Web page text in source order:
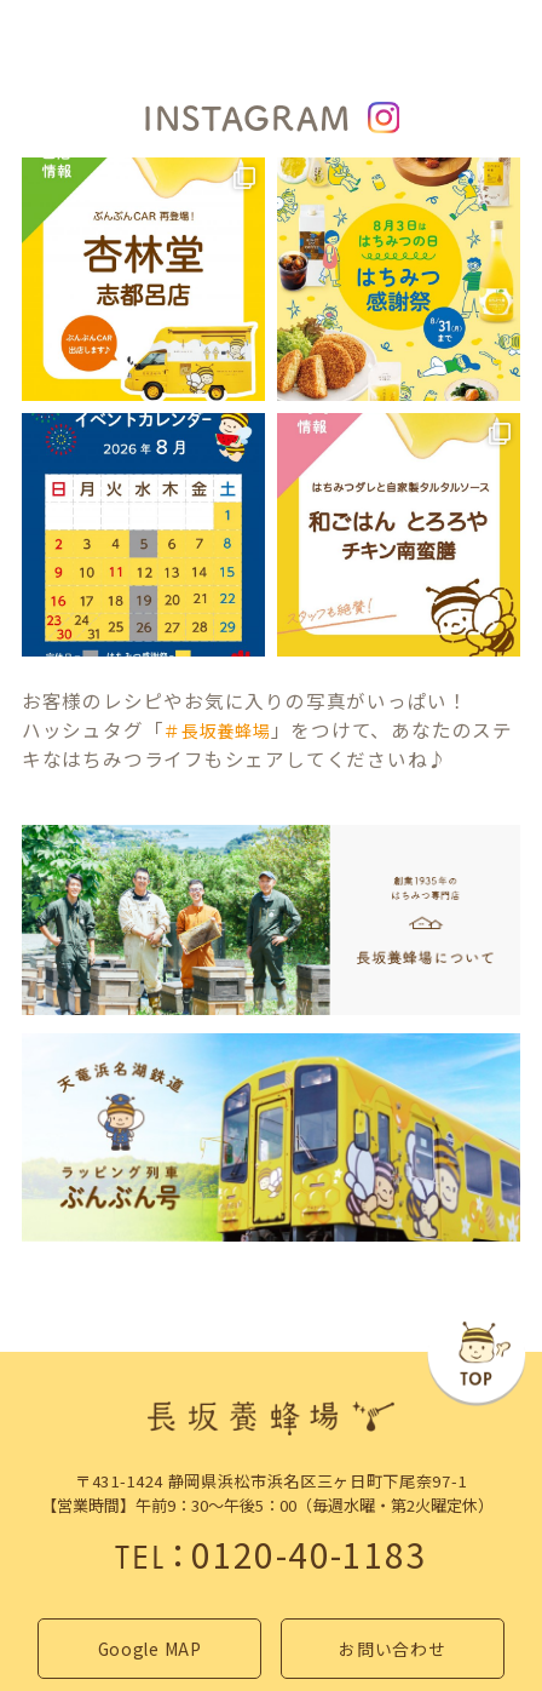
INSTAGRAM
お客様のレシピやお気に入りの写真がいっぱい！
ハッシュタグ「＃長坂養蜂場 」をつけて、あなたのステ
キなはちみつライフもシェアしてくださいね♪
〒431-1424 静岡県浜松市浜名区三ヶ日町下尾奈97-1
【営業時間】午前9：30～午後5：00（毎週水曜・第2火曜定休）
TEL：0120-40-1183
Google MAP お問い合わせ